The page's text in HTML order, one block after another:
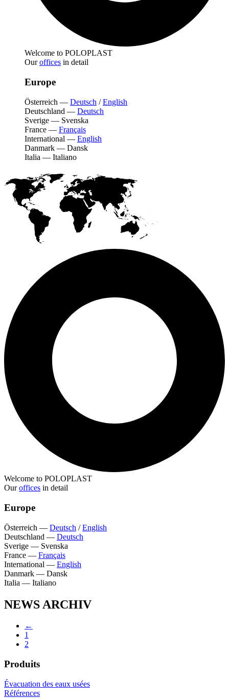
Welcome to POLOPLAST
Ouroffices in detail
Europe
Österreich — Deutsch /English
Deutschland — Deutsch
Sverige — Svenska
France — Français
International — English
Danmark — Dansk
Italia — Italiano
Welcome to POLOPLAST
Ouroffices in detail
Europe
Österreich — Deutsch /English
Deutschland — Deutsch
Sverige — Svenska
France — Français
International — English
Danmark — Dansk
Italia — Italiano
NEWS ARCHIV
←
1
2
Produits
Évacuation des eaux usées
Références